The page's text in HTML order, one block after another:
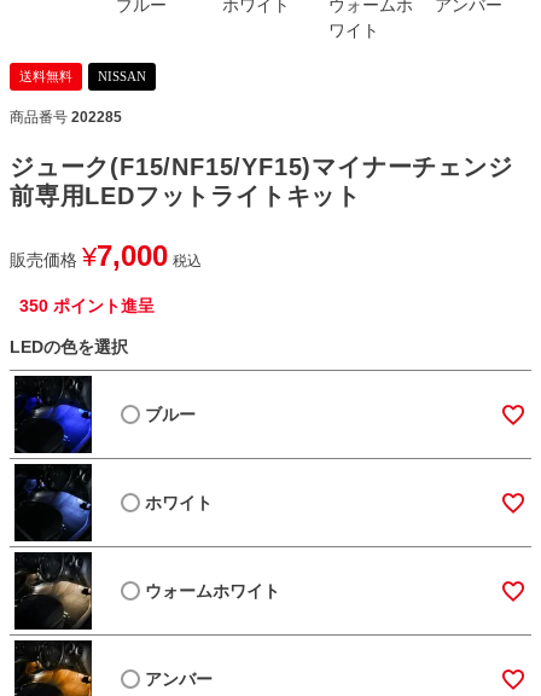
ブルー ホワイト
ウォームホ
ワイト
アンバー
送料無料 NISSAN
商品番号 202285
ジューク(F15/NF15/YF15)マイナーチェンジ
前専用LEDフットライトキット
販売価格 ¥7,000 税込
350 ポイント進呈
LEDの色を選択
ブルー
ホワイト
ウォームホワイト
アンバー